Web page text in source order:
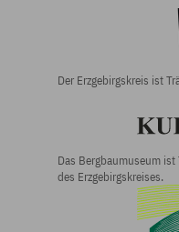
Der Erzgebirgs­kreis ist
Das Bergbau­museum
des Erzgebirgs­kreises.